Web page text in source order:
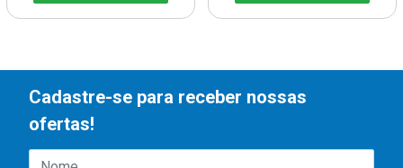
Cadastre-se para receber nossas
ofertas!